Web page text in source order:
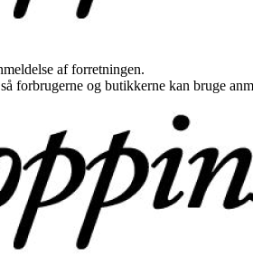
af forretningen.
forbrugerne og butikkerne kan bruge